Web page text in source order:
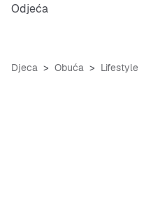
Odjeća
Djeca Obuća Lifestyle